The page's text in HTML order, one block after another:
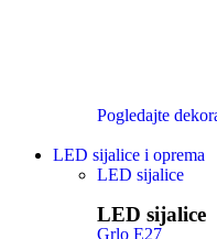
Pogledajte
LED sijalice i oprema
LED sijalice
LED sijalice
Grlo E27